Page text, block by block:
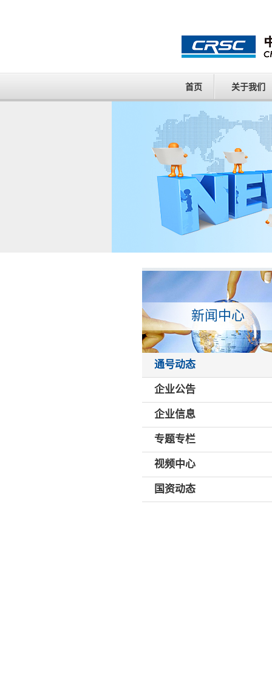
首页 关于我们
新闻中心
通号动态
企业公告
企业信息
专题专栏
视频中心
国资动态